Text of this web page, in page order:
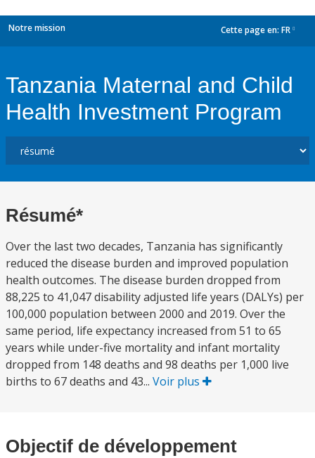
Notre mission Cette page en: FR
Tanzania Maternal and Child
Health Investment Program
Résumé*
Over the last two decades, Tanzania has significantly
reduced the disease burden and improved population
health outcomes. The disease burden dropped from
88,225 to 41,047 disability adjusted life years (DALYs) per
100,000 population between 2000 and 2019. Over the
same period, life expectancy increased from 51 to 65
years while under-five mortality and infant mortality
dropped from 148 deaths and 98 deaths per 1,000 live
births to 67 deaths and 43... Voir plus
Objectif de développement